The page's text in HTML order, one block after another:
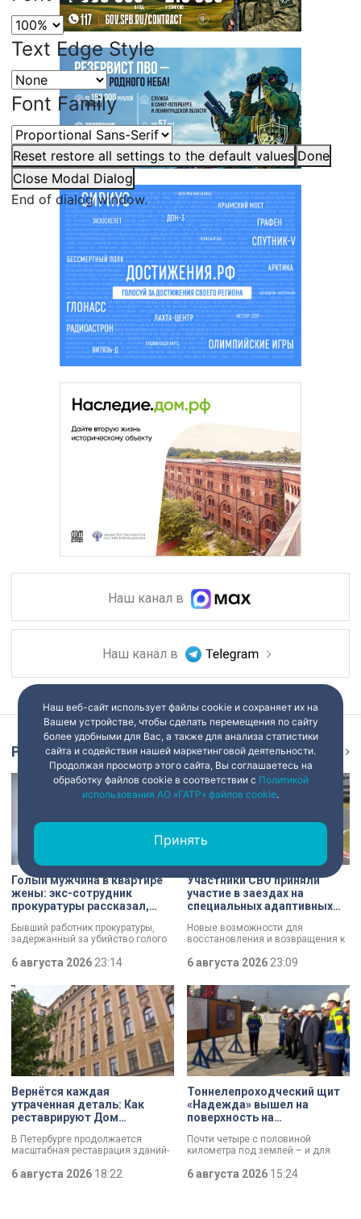
Text Edge Style
Font Family
Reset restore all settings to the default values Done
Close Modal Dialog
End of dialog window.
Наш канал в
Наш канал в
Репортаж
Голый мужчина в квартире
жены: экс-сотрудник
прокуратуры рассказал,
Бывший работник прокуратуры,
задержанный за убийство голого
которые толкнули его на страшное
преступление. Два года назад он
вынес мертвеца из дома на улице
Луначарского, выдавая
бездыханного мужчину за
изрядно перебравшего приятеля.
6 августа 2026 23:14
Участники СВО приняли
участие в заездах на
специальных адаптивных
Новые возможности для
восстановления и возвращения к
фонда «СВОй дом» в Петербурге
встретились с участниками
специальной военной операции,
которые сейчас проходят курс
реабилитации. Главным событием
дня стали заезды на специальных
адаптивных карт-машинах, где
ветераны смогли лично
протестировать технику и
почувствовать скорость.
6 августа 2026 23:09
Вернётся каждая
утраченная деталь: Как
реставрируют Дом
Святого Николая на улице
Марата
В Петербурге продолжается
масштабная реставрация зданий-
губернаторской программы.
Специалисты обновляют не
6 августа 2026 18:22
Тоннелепроходческий щит
«Надежда» вышел на
поверхность на
Почти четыре с половиной
километра под землей – и для
«Надежды» забрезжил свет:
проходческий щит вышел на
поверхность. О ходе работ у
6 августа 2026 15:24
Наш веб-сайт использует файлы cookie и сохраняет их на
Вашем устройстве, чтобы сделать перемещения по сайту
более удобными для Вас, а также для анализа статистики
сайта и содействия нашей маркетинговой деятельности.
Продолжая просмотр этого сайта, Вы соглашаетесь на
обработку файлов cookie в соответствии с Политикой
использования АО «ГАТР» файлов cookie.
Принять